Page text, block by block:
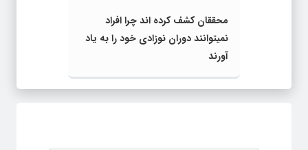
محققان کشف کرده‌ اند چرا افراد
نمیتوانند دوران نوزادی خود را به یاد
آورند